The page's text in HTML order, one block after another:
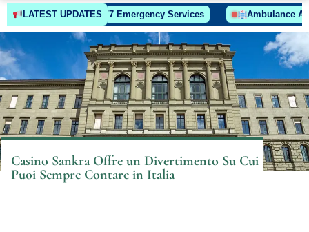
LATEST UPDATES24/7 Emergency Services Ambulance Always
Casino Sankra Offre un Divertimento Su Cui
Puoi Sempre Contare in Italia